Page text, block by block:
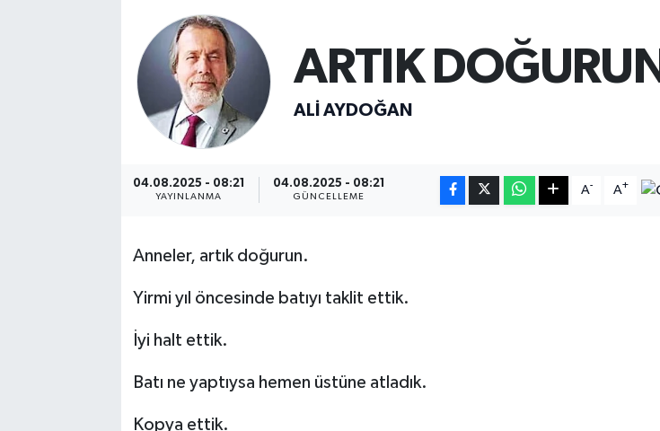
ARTIK DOĞURUN
ALI AYDOĞAN
04.08.2025 - 08:21
YAYINLANMA
04.08.2025 - 08:21
GÜNCELLEME
A- A+
Anneler, artık doğurun.
Yirmi yıl öncesinde batıyı taklit ettik.
İyi halt ettik.
Batı ne yaptıysa hemen üstüne atladık.
Kopya ettik.
Kültür - Sanat
Lider Haber TV Canlı Yayın izle